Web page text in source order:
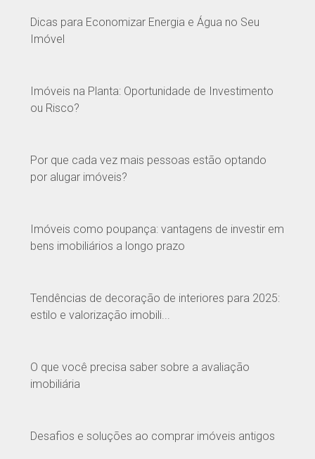
Dicas para Economizar Energia e Água no Seu
Imóvel
Imóveis na Planta: Oportunidade de Investimento
ou Risco?
Por que cada vez mais pessoas estão optando
por alugar imóveis?
Imóveis como poupança: vantagens de investir em
bens imobiliários a longo prazo
Tendências de decoração de interiores para 2025:
estilo e valorização imobili...
O que você precisa saber sobre a avaliação
imobiliária
Desafios e soluções ao comprar imóveis antigos